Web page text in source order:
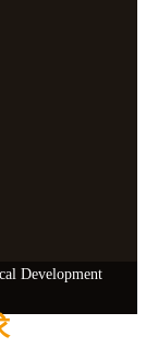
Development